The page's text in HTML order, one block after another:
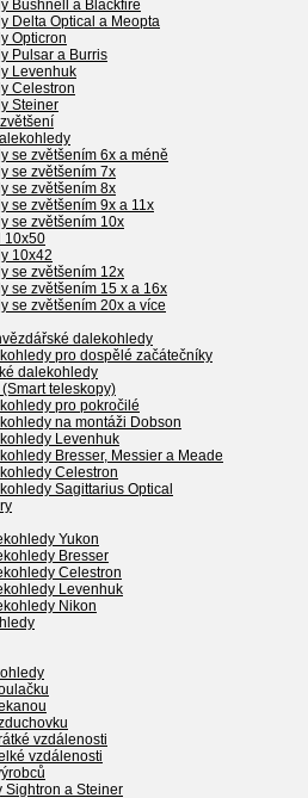
Bushnell a Blackfire
Delta Optical a Meopta
Opticron
Pulsar a Burris
Levenhuk
Celestron
Steiner
se zvětšením 6x a méně
se zvětšením 7x
se zvětšením 8x
se zvětšením 9x a 11x
se zvětšením 10x
10x50
10x42
se zvětšením 12x
se zvětšením 15 x a 16x
se zvětšením 20x a více
dalekohledy
pro dospělé začátečníky
dalekohledy
teleskopy)
pro pokročilé
na montáži Dobson
Levenhuk
Bresser, Messier a Meade
Celestron
Sagittarius Optical
Yukon
Bresser
Celestron
Levenhuk
Nikon
vzdálenosti
vzdálenosti
Sightron a Steiner